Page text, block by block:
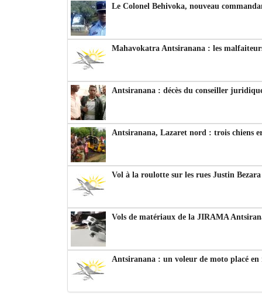
Le Colonel Behivoka, nouveau
Mahavokatra Antsiranana : les
Antsiranana : décès du conseiller
Antsiranana, Lazaret nord : trois chiens
Vol à la roulotte sur les rues Justin
Vols de matériaux de la JIRAMA
Antsiranana : un voleur de moto placé en